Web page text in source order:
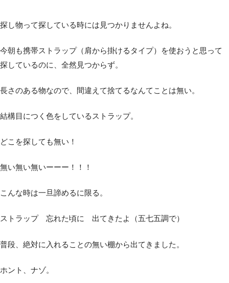
探し物って探している時には見つかりませんよね。
今朝も携帯ストラップ（肩から掛けるタイプ）を使おうと思って
探しているのに、全然見つからず。
長さのある物なので、間違えて捨てるなんてことは無い。
結構目につく色をしているストラップ。
どこを探しても無い！
無い無い無いーーー！！！
こんな時は一旦諦めるに限る。
ストラップ 忘れた頃に 出てきたよ（五七五調で）
普段、絶対に入れることの無い棚から出てきました。
ホント、ナゾ。